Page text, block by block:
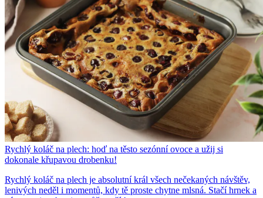
Rychlý koláč na plech: hoď na těsto sezónní ovoce a užij si
dokonale křupavou drobenku!
Rychlý koláč na plech je absolutní král všech nečekaných návštěv,
lenivých neděl i momentů, kdy tě proste chytne mlsná. Stačí hrnek a